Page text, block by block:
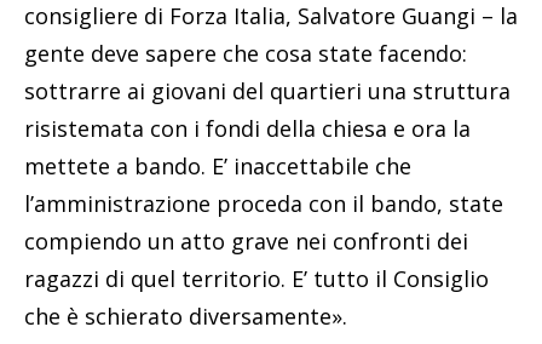
consigliere di Forza Italia, Salvatore Guangi – la
gente deve sapere che cosa state facendo:
sottrarre ai giovani del quartieri una struttura
risistemata con i fondi della chiesa e ora la
mettete a bando. E’ inaccettabile che
l’amministrazione proceda con il bando, state
compiendo un atto grave nei confronti dei
ragazzi di quel territorio. E’ tutto il Consiglio
che è schierato diversamente».